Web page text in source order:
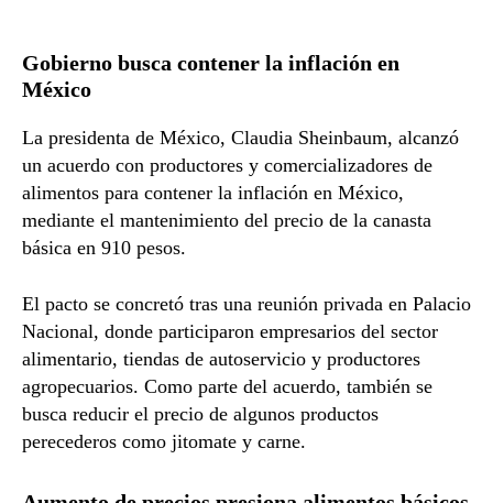
Gobierno busca contener la inflación en
México
La presidenta de México, Claudia Sheinbaum, alcanzó
un acuerdo con productores y comercializadores de
alimentos para contener la inflación en México,
mediante el mantenimiento del precio de la canasta
básica en 910 pesos.
El pacto se concretó tras una reunión privada en Palacio
Nacional, donde participaron empresarios del sector
alimentario, tiendas de autoservicio y productores
agropecuarios. Como parte del acuerdo, también se
busca reducir el precio de algunos productos
perecederos como jitomate y carne.